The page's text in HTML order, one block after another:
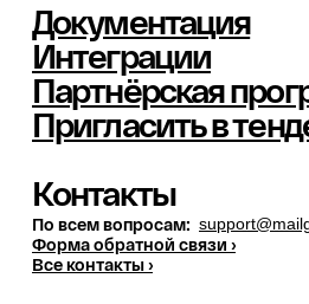
Интеграции
Документация
Партнёрская
Пригласить в
По всем вопросам:
Контакты
Все контакты ›
Форма обратной связи ›